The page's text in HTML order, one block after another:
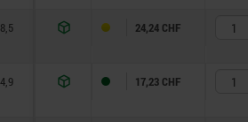
8,5 12 20
24,24 CHF
4,9 6 8
17,23 CHF